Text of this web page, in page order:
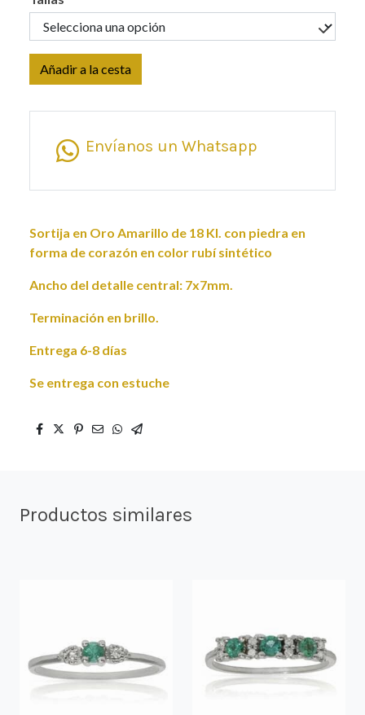
Añadir a la cesta
Envíanos un Whatsapp
Sortija en Oro Amarillo de 18 Kl. con piedra en
forma de corazón en color rubí sintético
Ancho del detalle central: 7x7mm.
Terminación en brillo.
Entrega 6-8 días
Se entrega con estuche
Productos similares